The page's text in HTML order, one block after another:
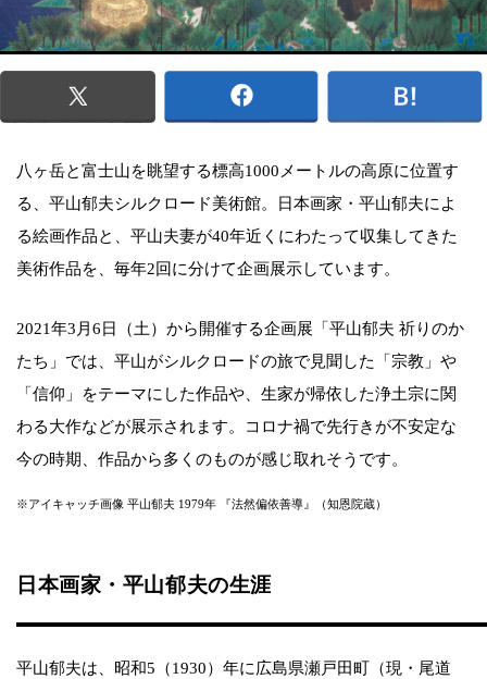
八ヶ岳と富士山を眺望する標高1000メートルの高原に位置す
る、平山郁夫シルクロード美術館。日本画家・平山郁夫によ
る絵画作品と、平山夫妻が40年近くにわたって収集してきた
美術作品を、毎年2回に分けて企画展示しています。
2021年3月6日（土）から開催する企画展「平山郁夫 祈りのか
たち」では、平山がシルクロードの旅で見聞した「宗教」や
「信仰」をテーマにした作品や、生家が帰依した浄土宗に関
わる大作などが展示されます。コロナ禍で先行きが不安定な
今の時期、作品から多くのものが感じ取れそうです。
※アイキャッチ画像 平山郁夫 1979年 『法然偏依善導』（知恩院蔵）
日本画家・平山郁夫の生涯
平山郁夫は、昭和5（1930）年に広島県瀬戸田町（現・尾道